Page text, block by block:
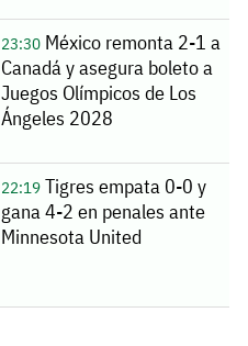
23:30México remonta 2-1 a
Canadá y asegura boleto a
Juegos Olímpicos de Los
Ángeles 2028
22:19Tigres empata 0-0 y
gana 4-2 en penales ante
Minnesota United